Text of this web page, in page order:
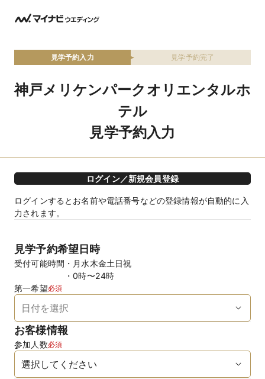
見学予約入力 見学予約完了
神戸メリケンパークオリエンタルホ
テル
見学予約入力
ログイン／新規会員登録
ログインするとお名前や電話番号などの登録情報が自動的に入
力されます。
見学予約希望日時
受付可能時間
月水木金土日祝
0時〜24時
第一希望必須
お客様情報
参加人数必須